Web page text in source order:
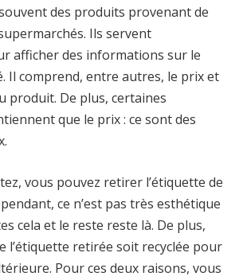
des produits provenant de
Ils servent
afficher des informations sur le
Il comprend, entre autres, le prix et
produit. De plus, certaines
que le prix : ce sont des
vous pouvez retirer l’étiquette de
ce n’est pas très esthétique
cela et le reste reste là. De plus,
l’étiquette retirée soit recyclée pour
Pour ces deux raisons, vous